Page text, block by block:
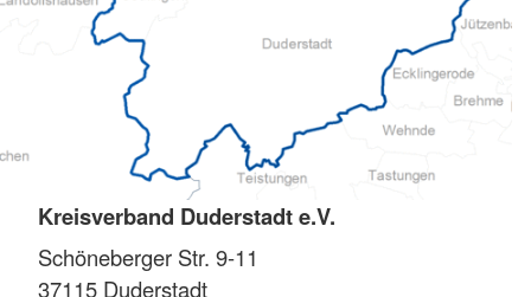
Kreisverband Duderstadt e.V.
Schöneberger Str. 9-11
37115 Duderstadt